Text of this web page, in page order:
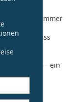
des
Wir wollten immer
von
gibt. Und dass
– noch! – ein
das